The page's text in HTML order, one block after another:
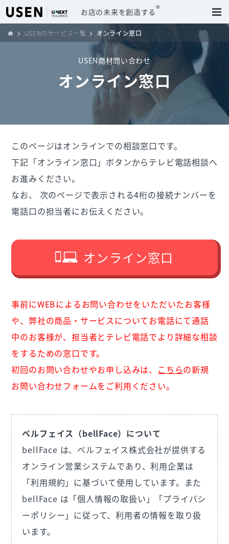
お店の未来を創造する®
USENのサービス一覧 オンライン窓口
USEN商材問い合わせ
オンライン窓口
このページはオンラインでの相談窓口です。
下記「オンライン窓口」ボタンからテレビ電話相談へ
お進みください。
なお、 次のページで表示される4桁の接続ナンバーを
電話口の担当者にお伝えください。
オンライン窓口
事前にWEBによるお問い合わせをいただいたお客様
や、弊社の商品・サービスについてお電話にて通話
中のお客様が、担当者とテレビ電話でより詳細な相談
をするための窓口です。
初回のお問い合わせやお申し込みは、 こちらの新規
お問い合わせフォームをご利用ください。
ベルフェイス（bellFace）について
bellFace は、ベルフェイス株式会社が提供する
オンライン営業システムであり、利用企業は
「利用規約」に基づいて使用しています。また
bellFace は「個人情報の取扱い」「プライバシ
ーポリシー」に従って、利用者の情報を取り扱
います。